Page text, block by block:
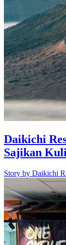
Daikichi
Sajikan
Story by Daikichi